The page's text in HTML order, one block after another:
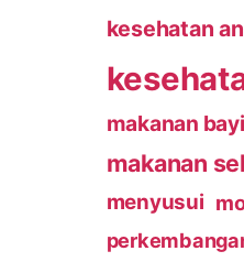
kesehatan
makanan bayi
makanan
menyusui